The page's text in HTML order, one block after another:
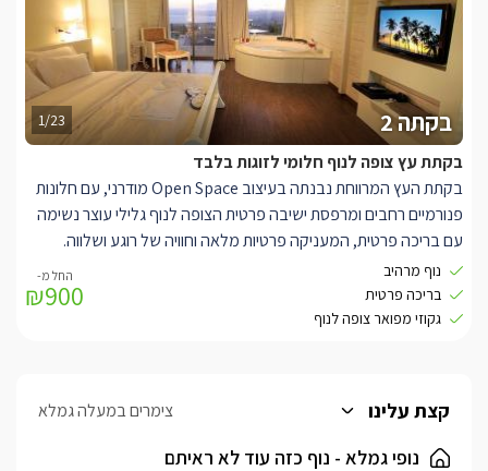
1/23 בקתה 2
בקתת עץ צופה לנוף חלומי לזוגות בלבד
בקתת העץ המרווחת נבנתה בעיצוב Open Space מודרני, עם חלונות
פנורמיים רחבים ומרפסת ישיבה פרטית הצופה לנוף גלילי עוצר נשימה
עם בריכה פרטית, המעניקה פרטיות מלאה וחוויה של רוגע ושלווה.
העיצוב הפנימי נקי ובהיר בגווני לבן, עם רצפת פרקט חומה המוסיפה
חמימות טבעית למקום.
ומפנק, עטוף עץ טבעי, עם משענות ראש נוחות ונוף פנורמי מרהיב –
המקום המושלם להתנתק מהשגרה וליהנות משקט אמיתי.
נוף מרהיב
בריכה פרטית
גקוזי מפואר צופה לנוף
₪900
קצת עלינו צימרים במעלה גמלא
נופי גמלא - נוף כזה עוד לא ראיתם